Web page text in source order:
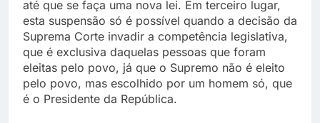
até que se faça uma nova lei. Em terceiro lugar,
esta suspensão só é possível quando a decisão da
Suprema Corte invadir a competência legislativa,
que é exclusiva daquelas pessoas que foram
eleitas pelo povo, já que o Supremo não é eleito
pelo povo, mas escolhido por um homem só, que
é o Presidente da República.